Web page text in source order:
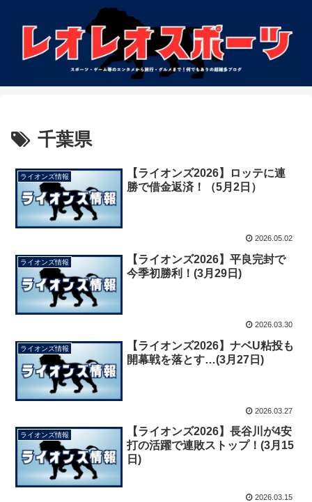
千葉県
ライオンズ情報
【ライオンズ2026】ロッテに連
勝で借金返済！（5月2日）
2026.05.02
ライオンズ情報
【ライオンズ2026】平良完封で
今季初勝利！(3月29日)
2026.03.30
ライオンズ情報
【ライオンズ2026】ナベU粘投も
開幕戦を落とす…(3月27日)
2026.03.27
ライオンズ情報
【ライオンズ2026】長谷川が4安
打の活躍で連敗ストップ！(3月15
日)
2026.03.15